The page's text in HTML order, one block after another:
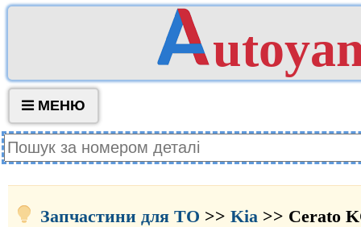
МЕНЮ
Запчастини для ТО >> Kia >> Cerato